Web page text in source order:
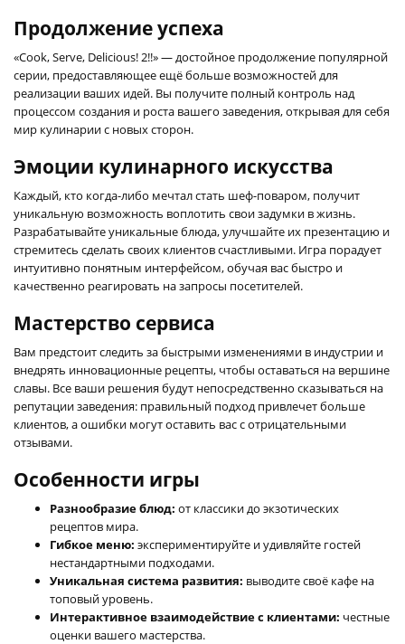
Продолжение успеха
«Cook, Serve, Delicious! 2!!» — достойное продолжение популярной
серии, предоставляющее ещё больше возможностей для
реализации ваших идей. Вы получите полный контроль над
процессом создания и роста вашего заведения, открывая для себя
мир кулинарии с новых сторон.
Эмоции кулинарного искусства
Каждый, кто когда-либо мечтал стать шеф-поваром, получит
уникальную возможность воплотить свои задумки в жизнь.
Разрабатывайте уникальные блюда, улучшайте их презентацию и
стремитесь сделать своих клиентов счастливыми. Игра порадует
интуитивно понятным интерфейсом, обучая вас быстро и
качественно реагировать на запросы посетителей.
Мастерство сервиса
Вам предстоит следить за быстрыми изменениями в индустрии и
внедрять инновационные рецепты, чтобы оставаться на вершине
славы. Все ваши решения будут непосредственно сказываться на
репутации заведения: правильный подход привлечет больше
клиентов, а ошибки могут оставить вас с отрицательными
отзывами.
Особенности игры
Разнообразие блюд: от классики до экзотических
рецептов мира.
Гибкое меню: экспериментируйте и удивляйте гостей
нестандартными подходами.
Уникальная система развития: выводите своё кафе на
топовый уровень.
Интерактивное взаимодействие с клиентами: честные
оценки вашего мастерства.